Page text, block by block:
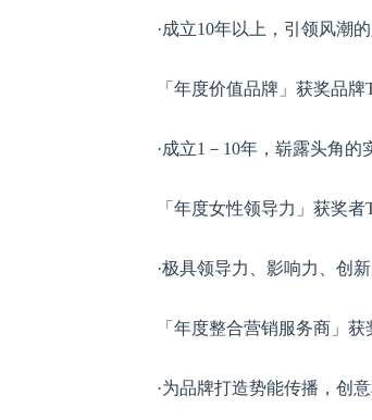
·成立10年以上，引领风潮
「年度价值品牌」获奖品牌
·成立1－10年，崭露头角的
「年度女性领导力」获奖者
·极具领导力、影响力、创
「年度整合营销服务商」获
·为品牌打造势能传播，创